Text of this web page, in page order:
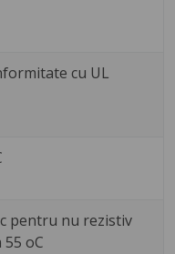
cu UL
pentru nu rezistiv
oC